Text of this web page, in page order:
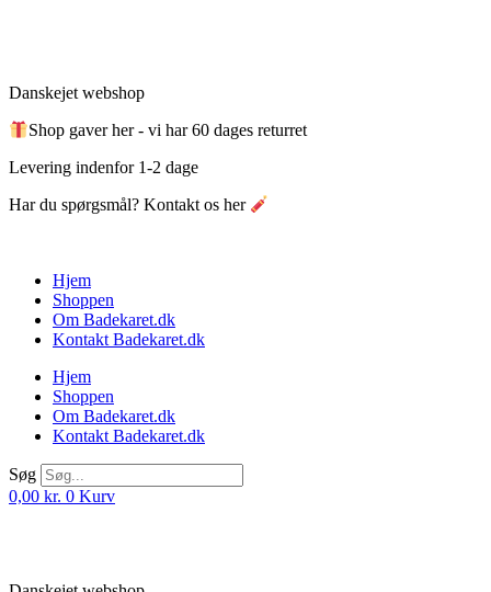
Danskejet webshop
Shop gaver her - vi har 60 dages returret
Levering indenfor 1-2 dage
Har du spørgsmål? Kontakt os her
Hjem
Shoppen
Om Badekaret.dk
Kontakt Badekaret.dk
Hjem
Shoppen
Om Badekaret.dk
Kontakt Badekaret.dk
Søg
0,00 kr. 0 Kurv